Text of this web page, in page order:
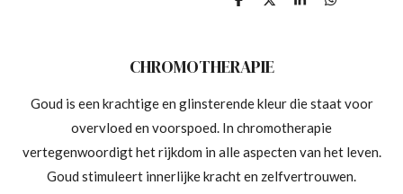
D
n
D
S
D
CHROMOTHERAPIE
Goud is een krachtige en glinsterende kleur die staat voor
overvloed en voorspoed. In chromotherapie
vertegenwoordigt het rijkdom in alle aspecten van het leven.
Goud stimuleert innerlijke kracht en zelfvertrouwen.